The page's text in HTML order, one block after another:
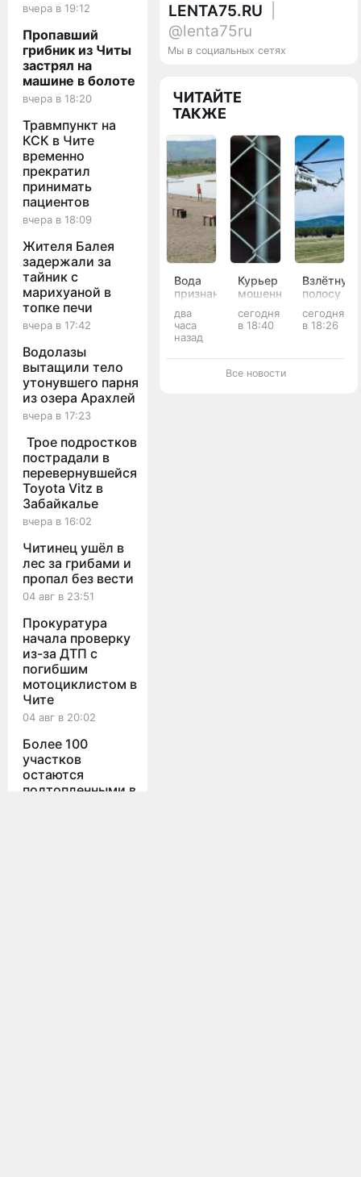
вчера в 19:12
Пропавший
грибник из Читы
застрял на
машине в болоте
вчера в 18:20
Травмпункт на
КСК в Чите
временно
прекратил
принимать
пациентов
вчера в 18:09
Жителя Балея
задержали за
тайник с
марихуаной в
топке печи
вчера в 17:42
Водолазы
вытащили тело
утонувшего парня
из озера Арахлей
вчера в 17:23
Трое подростков
пострадали в
перевернувшейся
Toyota Vitz в
Забайкалье
вчера в 16:02
Читинец ушёл в
лес за грибами и
пропал без вести
04 авг в 23:51
Прокуратура
начала проверку
из-за ДТП с
погибшим
мотоциклистом в
Чите
04 авг в 20:02
Более 100
участков
остаются
подтопленными в
LENTA75.RU
@lenta75ru
Мы в социальных сетях
ЧИТАЙТЕ
ТАКЖЕ
Вода
признана
для
купания
в
восьми
два
часа
назад
Курьер
мошенников
матери
и
бойцов
СВО 13
сегодня
в 18:40
Взлётную
полосу
паводком
в
округе
сегодня
в 18:26
Все новости